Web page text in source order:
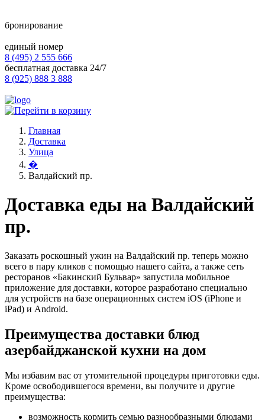
бронирование
единый номер
8 (495) 2 555 666
бесплатная доставка 24/7
8 (925) 888 3 888
Главная
Доставка
Улица
�
Валдайский пр.
Доставка еды на Валдайский
пр.
Заказать роскошный ужин на Валдайский пр. теперь можно
всего в пару кликов с помощью нашего сайта, а также сеть
ресторанов «Бакинский Бульвар» запустила мобильное
приложение для доставки, которое разработано специально
для устройств на базе операционных систем iOS (iPhone и
iPad) и Android.
Преимущества доставки блюд
азербайджанской кухни на дом
Мы избавим вас от утомительной процедуры приготовки еды.
Кроме освободившегося времени, вы получите и другие
преимущества:
возможность кормить семью разнообразными блюдами